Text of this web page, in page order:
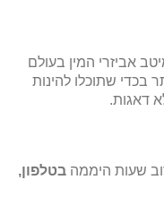
אביזרי המין בעולם
בכדי שתוכלו להינות
דאגות.
שעות היממה בטלפון,